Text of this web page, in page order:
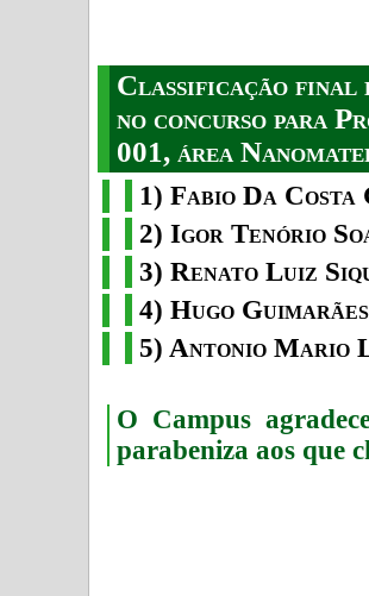
Classificação final
no concurso para
001, área
1) Fabio Da
2) Igor Tenório
3) Renato Luiz
4) Hugo
5) Antonio Mario
O Campus
parabeniza aos que